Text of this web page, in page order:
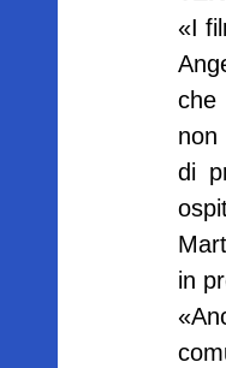
«I
che
non
di
in